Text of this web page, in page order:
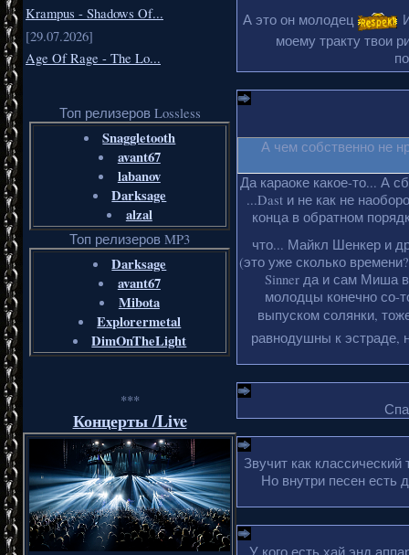
Krampus - Shadows Of...
[29.07.2026]
Age Of Rage - The Lo...
Топ релизеров Lossless
Snaggletooth
avant67
labanov
Darksage
alzal
Топ релизеров MP3
Darksage
avant67
Mibota
Explorermetal
DimOnTheLight
***
Концерты /Live
А это он молодец
моему тракту твои
А чем собственно не
Да караоке какое-то... А
...Dast и не как не
конца в обратном
что... Майкл Шенкер и
(это уже сколько
Sinner да и сам Миша
молодцы конечно со-
выпуском солянки,
равнодушны к эстраде,
Звучит как
Но внутри песен есть